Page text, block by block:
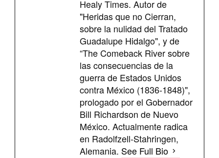
Healy Times. Autor de
"Heridas que no Cierran,
sobre la nulidad del Tratado
Guadalupe Hidalgo", y de
“The Comeback River sobre
las consecuencias de la
guerra de Estados Unidos
contra México (1836-1848)",
prologado por el Gobernador
Bill Richardson de Nuevo
México. Actualmente radica
en Radolfzell-Stahringen,
Alemania. See Full Bio